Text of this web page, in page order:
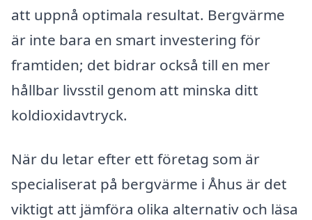
att uppnå optimala resultat. Bergvärme
är inte bara en smart investering för
framtiden; det bidrar också till en mer
hållbar livsstil genom att minska ditt
koldioxidavtryck.
När du letar efter ett företag som är
specialiserat på bergvärme i Åhus är det
viktigt att jämföra olika alternativ och läsa